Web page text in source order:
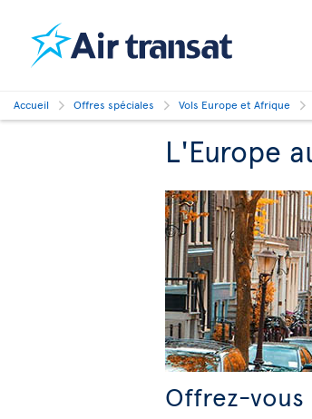
Accueil Offres spéciales Vols Europe et Afrique
L'Europe
Offrez-vous